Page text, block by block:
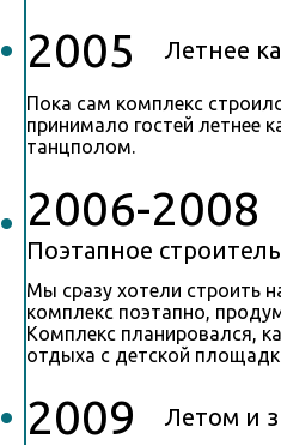
2005 Летнее
Пока сам комплекс
принимало гостей летнее
танцполом.
2006-2008
Поэтапное
Мы сразу хотели строить
комплекс поэтапно,
Комплекс планировался,
отдыха с детской
2009 Летом и